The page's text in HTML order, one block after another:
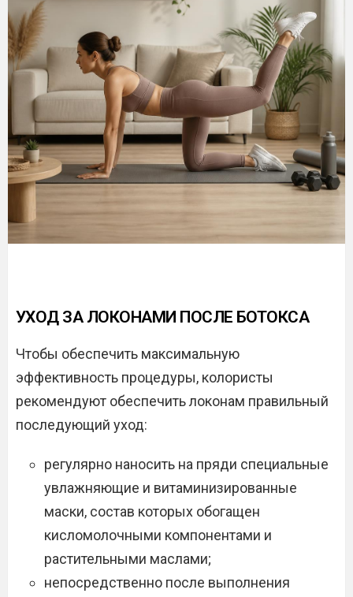
УХОД ЗА ЛОКОНАМИ ПОСЛЕ БОТОКСА
Чтобы обеспечить максимальную
эффективность процедуры, колористы
рекомендуют обеспечить локонам правильный
последующий уход:
регулярно наносить на пряди специальные
увлажняющие и витаминизированные
маски, состав которых обогащен
кисломолочными компонентами и
растительными маслами;
непосредственно после выполнения